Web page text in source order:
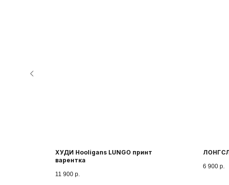
ХУДИ Hooligans LUNGO принт
варентка
11 900 р.
6 900 р.
МЕРЧ